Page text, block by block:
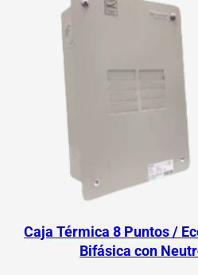
Caja Térmica 8 Puntos /
Bifásica con